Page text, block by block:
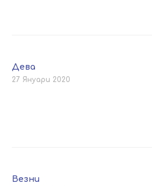
Дева
27 Януари 2020
Везни